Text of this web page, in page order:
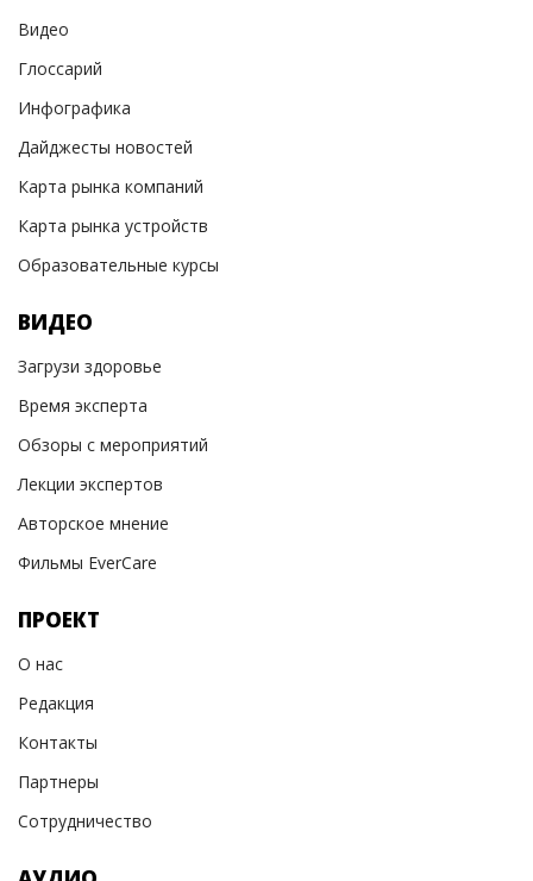
Видео
Глоссарий
Инфографика
Дайджесты новостей
Карта рынка компаний
Карта рынка устройств
Образовательные курсы
ВИДЕО
Загрузи здоровье
Время эксперта
Обзоры с мероприятий
Лекции экспертов
Авторское мнение
Фильмы EverCare
ПРОЕКТ
О нас
Редакция
Контакты
Партнеры
Сотрудничество